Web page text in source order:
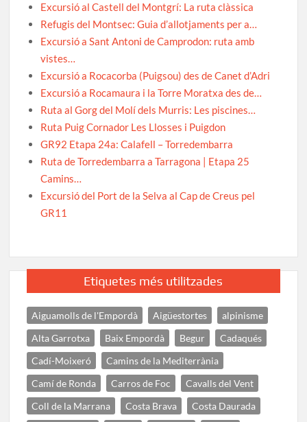
Excursió al Castell del Montgrí: La ruta clàssica
Refugis del Montsec: Guia d’allotjaments per a…
Excursió a Sant Antoni de Camprodon: ruta amb
vistes…
Excursió a Rocacorba (Puigsou) des de Canet d’Adri
Excursió a Rocamaura i la Torre Moratxa des de…
Ruta al Gorg del Molí dels Murris: Les piscines…
Ruta Puig Cornador Les Llosses i Puigdon
GR92 Etapa 24a: Calafell – Torredembarra
Ruta de Torredembarra a Tarragona | Etapa 25
Camins…
Excursió del Port de la Selva al Cap de Creus pel
GR11
Etiquetes més utilitzades
Aiguamolls de l'Empordà Aigüestortes
alpinisme
Alta Garrotxa
Baix Empordà Begur
Cadaqués
Cadí-Moixeró
Camins de la Mediterrània
Camí de Ronda
Carros de Foc
Cavalls del Vent
Coll de la Marrana
Costa Brava
Costa Daurada